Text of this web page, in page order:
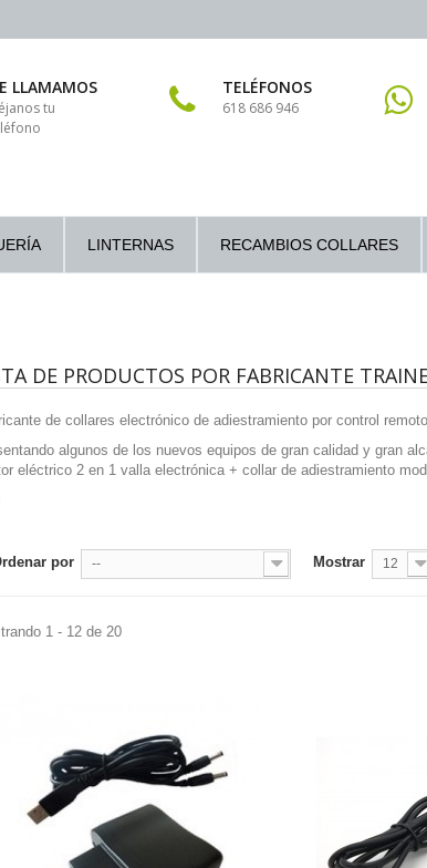
LLAMAMOS
tu
TELÉFONOS
618 686 946
LINTERNAS RECAMBIOS COLLARES
DE PRODUCTOS POR FABRICANTE
de collares electrónico de adiestramiento por control
algunos de los nuevos equipos de gran calidad y gran
eléctrico 2 en 1 valla electrónica + collar de adiestramiento
por -- Mostrar 12
1 - 12 de 20